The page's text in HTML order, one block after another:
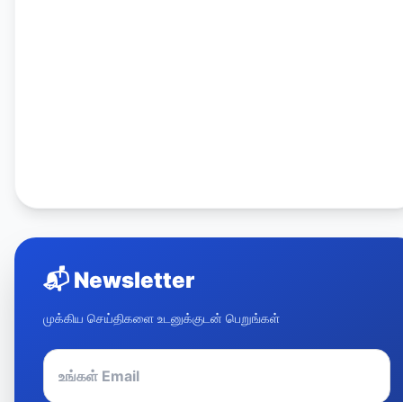
📬 Newsletter
முக்கிய செய்திகளை உடனுக்குடன் பெறுங்கள்